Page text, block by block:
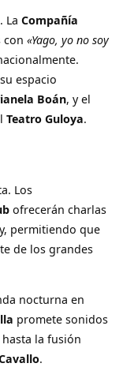
La Compañía
con «Yago, yo no soy
espacio
Boán, y el
Teatro Guloya.
Los
ofrecerán charlas
permitiendo que
de los grandes
nocturna en
promete sonidos
hasta la fusión
.